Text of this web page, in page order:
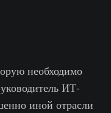
необходимо
ИТ-
иной отрасли